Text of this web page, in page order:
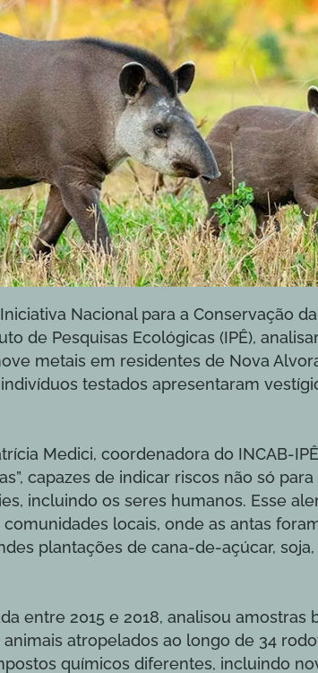
Nacional para a Conservação
de Pesquisas Ecológicas (IPÊ),
metais em residentes de Nova
testados apresentaram
Medici, coordenadora do INCAB-
capazes de indicar riscos não só
incluindo os seres humanos. Esse
locais, onde as antas
plantações de cana-de-açúcar,
entre 2015 e 2018, analisou amostras
atropelados ao longo de 34
químicos diferentes, incluindo